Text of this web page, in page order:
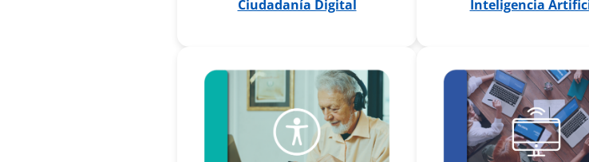
Ciudadanía Digital Inteligencia